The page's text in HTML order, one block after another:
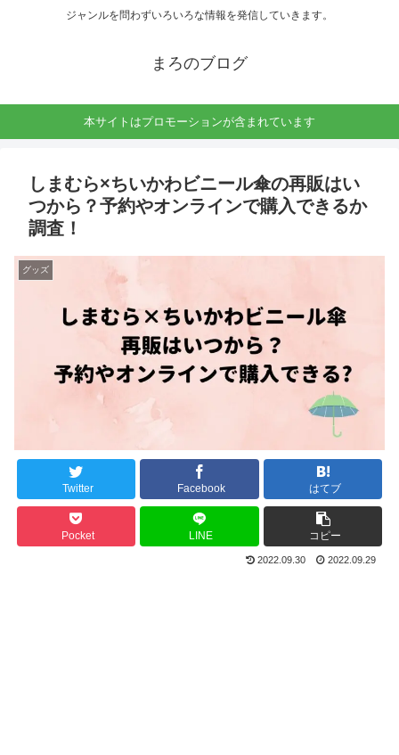
ジャンルを問わずいろいろな情報を発信していきます。
まろのブログ
本サイトはプロモーションが含まれています
しまむら×ちいかわビニール傘の再販はい
つから？予約やオンラインで購入できるか
調査！
グッズ
Twitter Facebook はてブ
Pocket LINE コピー
2022.09.30 2022.09.29